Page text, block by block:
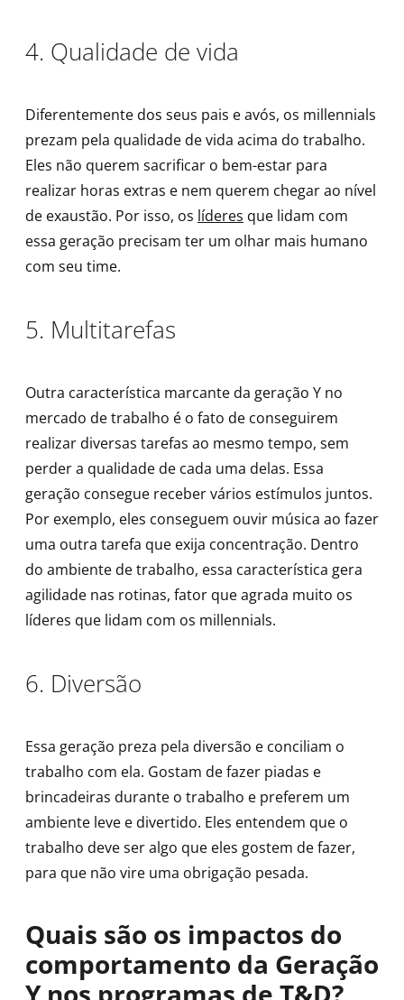
4. Qualidade de vida
Diferentemente dos seus pais e avós, os millennials
prezam pela qualidade de vida acima do trabalho.
Eles não querem sacrificar o bem-estar para
realizar horas extras e nem querem chegar ao nível
de exaustão. Por isso, os líderes que lidam com
essa geração precisam ter um olhar mais humano
com seu time.
5. Multitarefas
Outra característica marcante da geração Y no
mercado de trabalho é o fato de conseguirem
realizar diversas tarefas ao mesmo tempo, sem
perder a qualidade de cada uma delas. Essa
geração consegue receber vários estímulos juntos.
Por exemplo, eles conseguem ouvir música ao fazer
uma outra tarefa que exija concentração. Dentro
do ambiente de trabalho, essa característica gera
agilidade nas rotinas, fator que agrada muito os
líderes que lidam com os millennials.
6. Diversão
Essa geração preza pela diversão e conciliam o
trabalho com ela. Gostam de fazer piadas e
brincadeiras durante o trabalho e preferem um
ambiente leve e divertido. Eles entendem que o
trabalho deve ser algo que eles gostem de fazer,
para que não vire uma obrigação pesada.
Quais são os impactos do
comportamento da Geração